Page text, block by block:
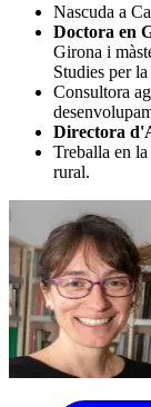
Nascuda a
Doctora en
Girona i
Studies per
Consultora
Directora
Treballa en
rural.